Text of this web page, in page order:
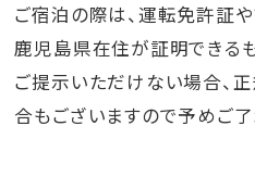
ご宿泊の際は、運転免許証や
鹿児島県在住が証明できる
ご提示いただけない場合、
合もございますので予めご了